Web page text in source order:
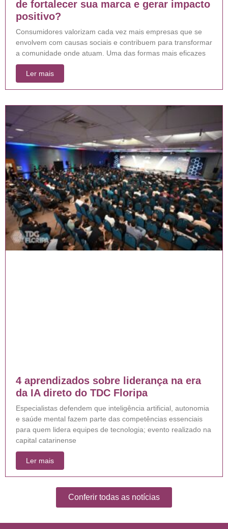
de fortalecer sua marca e gerar impacto
positivo?
Consumidores valorizam cada vez mais empresas que se
envolvem com causas sociais e contribuem para transformar
a comunidade onde atuam. Uma das formas mais eficazes
Ler mais
4 aprendizados sobre liderança na era
da IA direto do TDC Floripa
Especialistas defendem que inteligência artificial, autonomia
e saúde mental fazem parte das competências essenciais
para quem lidera equipes de tecnologia; evento realizado na
capital catarinense
Ler mais
Conferir todas as notícias